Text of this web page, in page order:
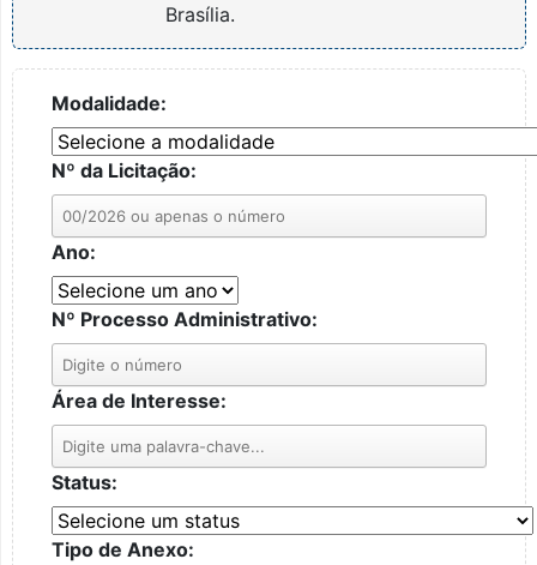
Brasília.
Modalidade:
Nº da Licitação:
Ano:
Nº Processo Administrativo:
Área de Interesse:
Status:
Tipo de Anexo: